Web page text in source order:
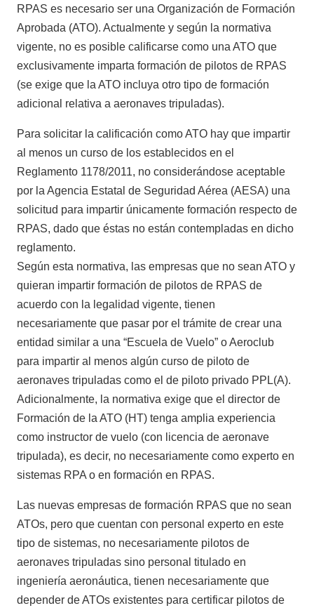
RPAS es necesario ser una Organización de Formación
Aprobada (ATO). Actualmente y según la normativa
vigente, no es posible calificarse como una ATO que
exclusivamente imparta formación de pilotos de RPAS
(se exige que la ATO incluya otro tipo de formación
adicional relativa a aeronaves tripuladas).
Para solicitar la calificación como ATO hay que impartir
al menos un curso de los establecidos en el
Reglamento 1178/2011, no considerándose aceptable
por la Agencia Estatal de Seguridad Aérea (AESA) una
solicitud para impartir únicamente formación respecto de
RPAS, dado que éstas no están contempladas en dicho
reglamento.
Según esta normativa, las empresas que no sean ATO y
quieran impartir formación de pilotos de RPAS de
acuerdo con la legalidad vigente, tienen
necesariamente que pasar por el trámite de crear una
entidad similar a una “Escuela de Vuelo” o Aeroclub
para impartir al menos algún curso de piloto de
aeronaves tripuladas como el de piloto privado PPL(A).
Adicionalmente, la normativa exige que el director de
Formación de la ATO (HT) tenga amplia experiencia
como instructor de vuelo (con licencia de aeronave
tripulada), es decir, no necesariamente como experto en
sistemas RPA o en formación en RPAS.
Las nuevas empresas de formación RPAS que no sean
ATOs, pero que cuentan con personal experto en este
tipo de sistemas, no necesariamente pilotos de
aeronaves tripuladas sino personal titulado en
ingeniería aeronáutica, tienen necesariamente que
depender de ATOs existentes para certificar pilotos de